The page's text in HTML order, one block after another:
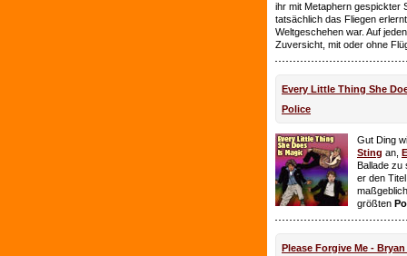
ihr mit Metaphern gespickter
tatsächlich das Fliegen
Weltgeschehen war. Auf
Zuversicht, mit oder ohne
Every Little Thing She
Police
Gut Ding
Sting an,
Ballade zu
er den
größten
Please Forgive Me -